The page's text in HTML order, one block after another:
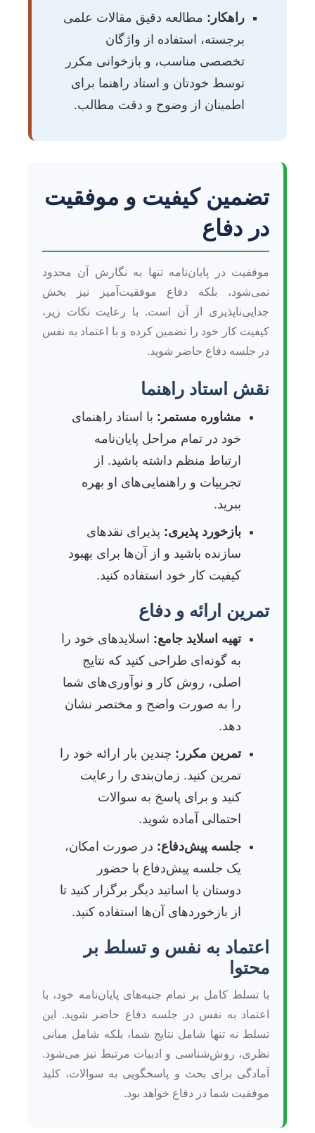
راهکار: مطالعه دقیق مقالات علمی
برجسته، استفاده از واژگان
تخصصی مناسب، و بازخوانی مکرر
توسط خودتان و استاد راهنما برای
اطمینان از وضوح و دقت مطالب.
تضمین کیفیت و موفقیت
در دفاع
موفقیت در پایان‌نامه تنها به نگارش آن محدود
نمی‌شود، بلکه دفاع موفقیت‌آمیز نیز بخش
جدایی‌ناپذیری از آن است. با رعایت نکات زیر،
کیفیت کار خود را تضمین کرده و با اعتماد به نفس
در جلسه دفاع حاضر شوید.
نقش استاد راهنما
مشاوره مستمر: با استاد راهنمای
خود در تمام مراحل پایان‌نامه
ارتباط منظم داشته باشید. از
تجربیات و راهنمایی‌های او بهره
ببرید.
بازخورد پذیری: پذیرای نقدهای
سازنده باشید و از آن‌ها برای بهبود
کیفیت کار خود استفاده کنید.
تمرین ارائه و دفاع
تهیه اسلاید جامع: اسلایدهای خود را
به گونه‌ای طراحی کنید که نتایج
اصلی، روش کار و نوآوری‌های شما
را به صورت واضح و مختصر نشان
دهد.
تمرین مکرر: چندین بار ارائه خود را
تمرین کنید. زمان‌بندی را رعایت
کنید و برای پاسخ به سوالات
احتمالی آماده شوید.
جلسه پیش‌دفاع: در صورت امکان،
یک جلسه پیش‌دفاع با حضور
دوستان یا اساتید دیگر برگزار کنید تا
از بازخوردهای آن‌ها استفاده کنید.
اعتماد به نفس و تسلط بر
محتوا
با تسلط کامل بر تمام جنبه‌های پایان‌نامه خود، با
اعتماد به نفس در جلسه دفاع حاضر شوید. این
تسلط نه تنها شامل نتایج شما، بلکه شامل مبانی
نظری، روش‌شناسی و ادبیات مرتبط نیز می‌شود.
آمادگی برای بحث و پاسخگویی به سوالات، کلید
موفقیت شما در دفاع خواهد بود.